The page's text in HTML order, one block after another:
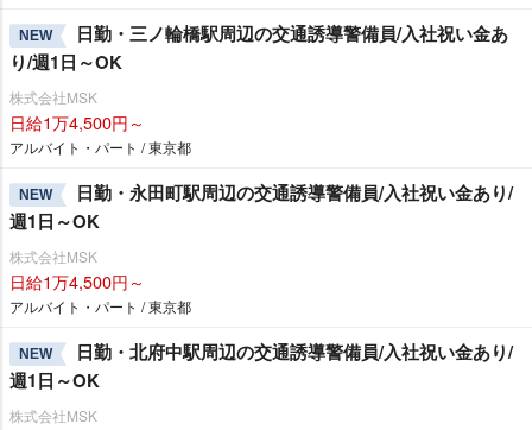
NEW
日勤・三ノ輪橋駅周辺の交通誘導警備員/入社祝い金あ
り/週1日～OK
株式会社MSK
日給1万4,500円～
アルバイト・パート / 東京都
NEW
日勤・永田町駅周辺の交通誘導警備員/入社祝い金あり/
週1日～OK
株式会社MSK
日給1万4,500円～
アルバイト・パート / 東京都
NEW
日勤・北府中駅周辺の交通誘導警備員/入社祝い金あり/
週1日～OK
株式会社MSK